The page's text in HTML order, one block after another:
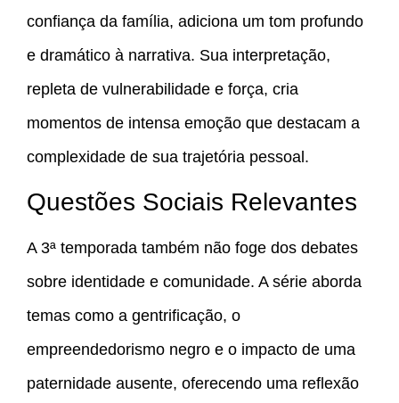
confiança da família, adiciona um tom profundo
e dramático à narrativa. Sua interpretação,
repleta de vulnerabilidade e força, cria
momentos de intensa emoção que destacam a
complexidade de sua trajetória pessoal.
Questões Sociais Relevantes
A 3ª temporada também não foge dos debates
sobre identidade e comunidade. A série aborda
temas como a gentrificação, o
empreendedorismo negro e o impacto de uma
paternidade ausente, oferecendo uma reflexão